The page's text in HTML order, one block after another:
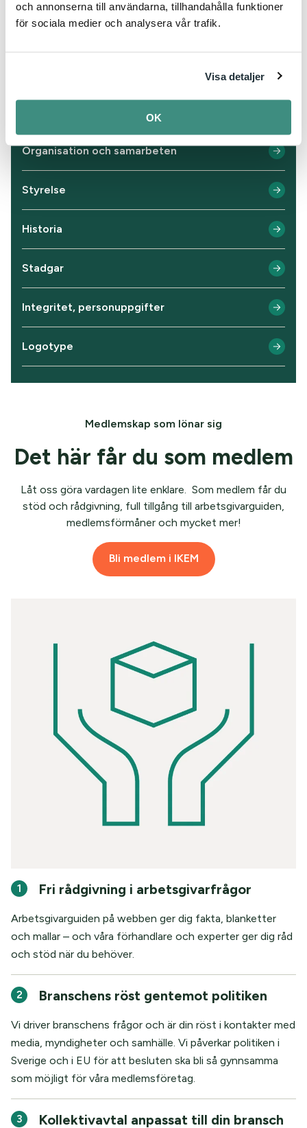
och annonserna till användarna, tillhandahålla funktioner
för sociala medier och analysera vår trafik.
Visa detaljer
OK
Organisation och samarbeten
Styrelse
Historia
Stadgar
Integritet, personuppgifter
Logotype
Medlemskap som lönar sig
Det här får du som medlem
Låt oss göra vardagen lite enklare. Som medlem får du
stöd och rådgivning, full tillgång till arbetsgivarguiden,
medlemsförmåner och mycket mer!
Bli medlem i IKEM
1 Fri rådgivning i arbetsgivarfrågor
Arbetsgivarguiden på webben ger dig fakta, blanketter
och mallar – och våra förhandlare och experter ger dig råd
och stöd när du behöver.
2 Branschens röst gentemot politiken
Vi driver branschens frågor och är din röst i kontakter med
media, myndigheter och samhälle. Vi påverkar politiken i
Sverige och i EU för att besluten ska bli så gynnsamma
som möjligt för våra medlemsföretag.
3 Kollektivavtal anpassat till din bransch